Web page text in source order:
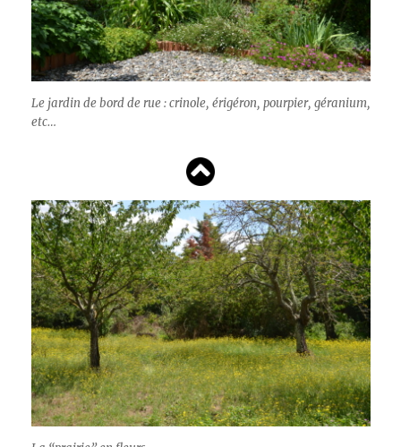
Le jardin de bord de rue : crinole, érigéron, pourpier, géranium,
etc…